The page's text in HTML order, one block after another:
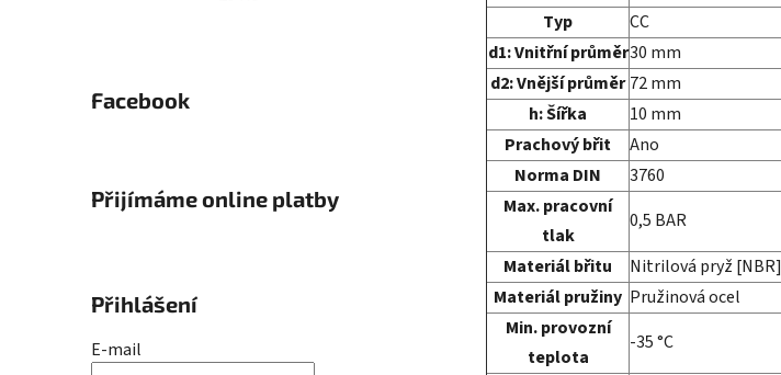
Facebook
Přijímáme online platby
Přihlášení
E-mail
Typ
CC
d1:Vnitřní průměr30 mm
d2:Vnější průměr 72mm
h:Šířka 10 mm
Prachový břit
Ano
Norma DIN
3760
Max. pracovní
tlak
0,5 BAR
Materiál břitu
Nitrilová pryž [NBR]
Materiál pružiny Pružinová ocel
Min. provozní
teplota
-35°C